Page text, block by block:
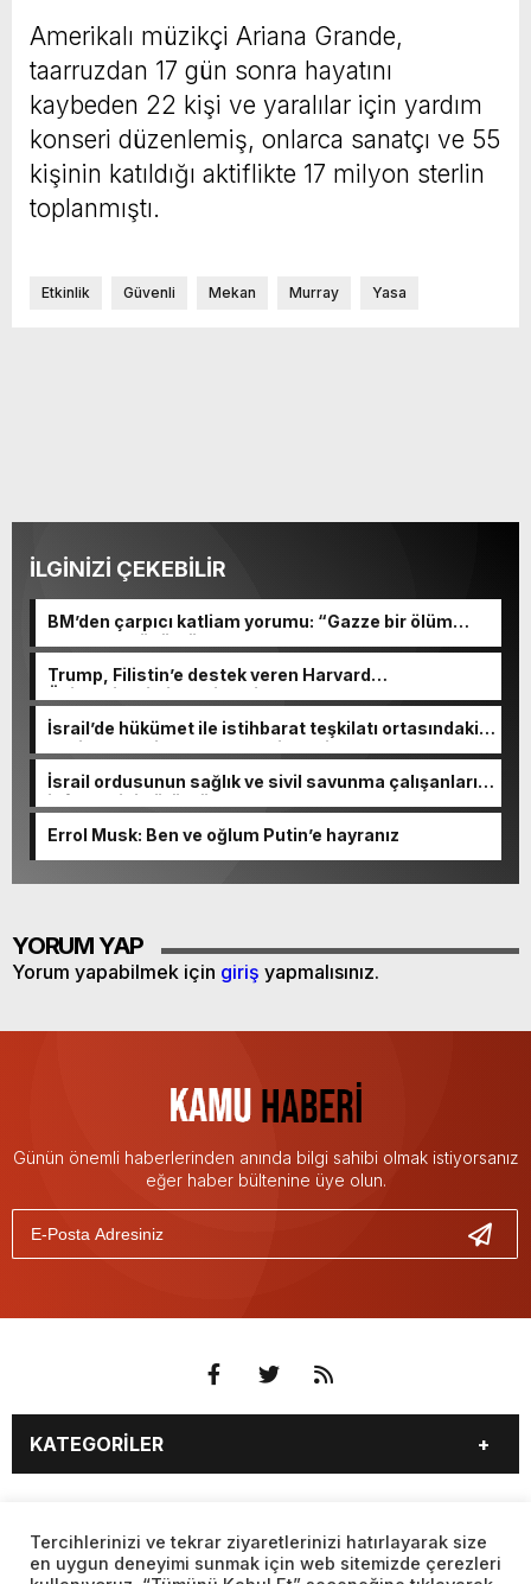
Amerikalı müzikçi Ariana Grande,
taarruzdan 17 gün sonra hayatını
kaybeden 22 kişi ve yaralılar için yardım
konseri düzenlemiş, onlarca sanatçı ve 55
kişinin katıldığı aktiflikte 17 milyon sterlin
toplanmıştı.
Etkinlik Güvenli Mekan Murray Yasa
İLGİNİZİ ÇEKEBİLİR
BM’den çarpıcı katliam yorumu: “Gazze bir ölüm
tarlasına dönüştü”
Trump, Filistin’e destek veren Harvard
Üniversitesi’ni tehdit etti
İsrail’de hükümet ile istihbarat teşkilatı ortasındaki
çekişme yeni skandalla derinleşti
İsrail ordusunun sağlık ve sivil savunma çalışanlarını
infaz ettiği görüntüler ortaya çıktı
Errol Musk: Ben ve oğlum Putin’e hayranız
YORUM YAP
Yorum yapabilmek için giriş yapmalısınız.
Günün önemli haberlerinden anında bilgi sahibi olmak istiyorsanız
eğer haber bültenine üye olun.
KATEGORİLER
EĞİTİM
SAĞLIK
YAŞAM
SPOR
SAYFALAR
Tercihlerinizi ve tekrar ziyaretlerinizi hatırlayarak size
en uygun deneyimi sunmak için web sitemizde çerezleri